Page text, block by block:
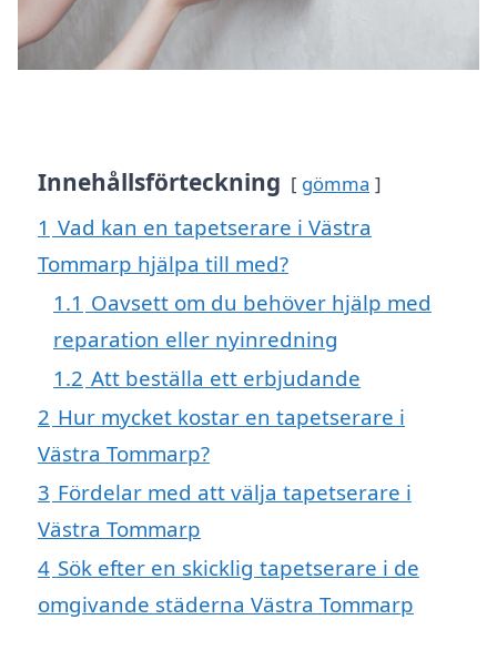
Innehållsförteckning gömma
1 Vad kan en tapetserare i Västra
Tommarp hjälpa till med?
1.1 Oavsett om du behöver hjälp med
reparation eller nyinredning
1.2 Att beställa ett erbjudande
2 Hur mycket kostar en tapetserare i
Västra Tommarp?
3 Fördelar med att välja tapetserare i
Västra Tommarp
4 Sök efter en skicklig tapetserare i de
omgivande städerna Västra Tommarp